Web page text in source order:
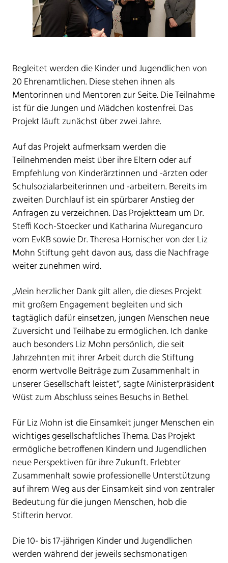
Begleitet werden die Kinder und Jugendlichen von
20 Ehrenamtlichen. Diese stehen ihnen als
Mentorinnen und Mentoren zur Seite. Die Teilnahme
ist für die Jungen und Mädchen kostenfrei. Das
Projekt läuft zunächst über zwei Jahre.
Auf das Projekt aufmerksam werden die
Teilnehmenden meist über ihre Eltern oder auf
Empfehlung von Kinderärztinnen und -ärzten oder
Schulsozialarbeiterinnen und -arbeitern. Bereits im
zweiten Durchlauf ist ein spürbarer Anstieg der
Anfragen zu verzeichnen. Das Projektteam um Dr.
Steffi Koch-Stoecker und Katharina Muregancuro
vom EvKB sowie Dr. Theresa Hornischer von der Liz
Mohn Stiftung geht davon aus, dass die Nachfrage
weiter zunehmen wird.
„Mein herzlicher Dank gilt allen, die dieses Projekt
mit großem Engagement begleiten und sich
tagtäglich dafür einsetzen, jungen Menschen neue
Zuversicht und Teilhabe zu ermöglichen. Ich danke
auch besonders Liz Mohn persönlich, die seit
Jahrzehnten mit ihrer Arbeit durch die Stiftung
enorm wertvolle Beiträge zum Zusammenhalt in
unserer Gesellschaft leistet“, sagte Ministerpräsident
Wüst zum Abschluss seines Besuchs in Bethel.
Für Liz Mohn ist die Einsamkeit junger Menschen ein
wichtiges gesellschaftliches Thema. Das Projekt
ermögliche betroffenen Kindern und Jugendlichen
neue Perspektiven für ihre Zukunft. Erlebter
Zusammenhalt sowie professionelle Unterstützung
auf ihrem Weg aus der Einsamkeit sind von zentraler
Bedeutung für die jungen Menschen, hob die
Stifterin hervor.
Die 10- bis 17-jährigen Kinder und Jugendlichen
werden während der jeweils sechsmonatigen